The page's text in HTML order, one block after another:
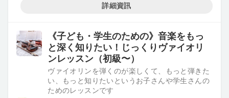
詳細資訊
《子ども・学生のための》音楽をもっ
と深く知りたい！じっくりヴァイオリ
ンレッスン（初級〜）
ヴァイオリンを弾くのが楽しくて、もっと弾きた
い、もっと知りたいというお子さんや学生さんの
ためのレッスンです